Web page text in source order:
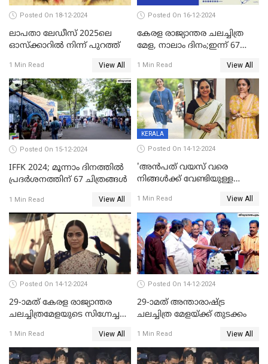
Posted On 18-12-2024
ലാപതാ ലേഡീസ് 2025ലെ
ഓസ്‌ക്കാറില്‍ നിന്ന് പുറത്ത്
1 Min Read View All
Posted On 16-12-2024
കേരള രാജ്യാന്തര ചലച്ചിത്ര
മേള, നാലാം ദിനം;ഇന്ന് 67
1 Min Read View All
Posted On 15-12-2024
IFFK 2024; മൂന്നാം ദിനത്തില്‍
പ്രദര്‍ശനത്തിന് 67 ചിത്രങ്ങള്‍
1 Min Read View All
KERALA
Posted On 14-12-2024
'അന്‍പത് വയസ് വരെ
നിങ്ങള്‍ക്ക് വേണ്ടിയുള്ള
കൂട്ട് ആവശ്യമുണ്ട്; കല്യാണം
കഴിക്കാമെന്ന് തോന്നി
തുടങ്ങിയിട്ടുണ്ടെന്ന് നിഷ
സാരംഗ്
1 Min Read View All
Posted On 14-12-2024
29-ാമത് കേരള രാജ്യാന്തര
ചലച്ചിത്രമേളയുടെ സിഗ്നേച്ചർ
1 Min Read View All
Posted On 14-12-2024
29-ാമത് അന്താരാഷ്‌ട്ര
ചലച്ചിത്ര മേളയ്‌ക്ക് തുടക്കം
1 Min Read View All